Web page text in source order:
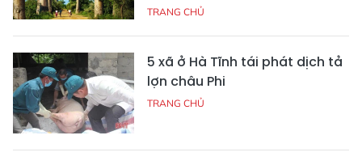
TRANG CHỦ
5 xã ở Hà Tĩnh tái phát dịch tả
lợn châu Phi
TRANG CHỦ